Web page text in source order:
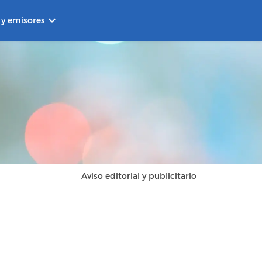
emisores keyboard_arrow_down
Aviso editorial y publicitario